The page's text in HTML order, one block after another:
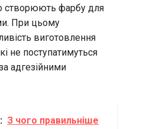
створюють фарбу для
При цьому
виготовлення
не поступатимуться
адгезійними
З чого правильніше